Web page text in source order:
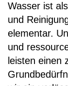
Wasser ist
und
elementar.
und
leisten einen